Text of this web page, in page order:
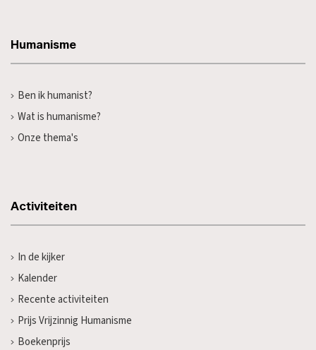
Humanisme
Ben ik humanist?
Wat is humanisme?
Onze thema's
Activiteiten
In de kijker
Kalender
Recente activiteiten
Prijs Vrijzinnig Humanisme
Boekenprijs